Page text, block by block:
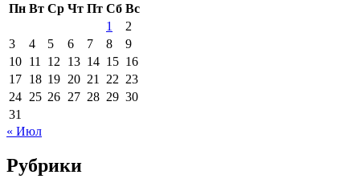
Пн Вт Ср Чт Пт Сб Вс
1
2
3
4 5 6 7 8
9
10 11 12 13 14 15 16
17 18 19 20 21 22 23
24 25 26 27 28 29 30
31
« Июл
Рубрики